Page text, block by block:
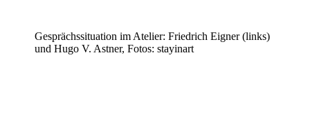
Gesprächs­si­tua­ti­on im Ate­lier: Fried­rich Eig­ner (links)
und Hugo V. Ast­ner, Fotos: stayinart